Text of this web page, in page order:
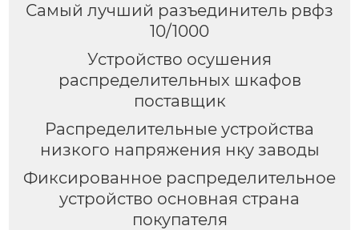
Самый лучший разъединитель рвфз
10/1000
Устройство осушения
распределительных шкафов
поставщик
Распределительные устройства
низкого напряжения нку заводы
Фиксированное распределительное
устройство основная страна
покупателя